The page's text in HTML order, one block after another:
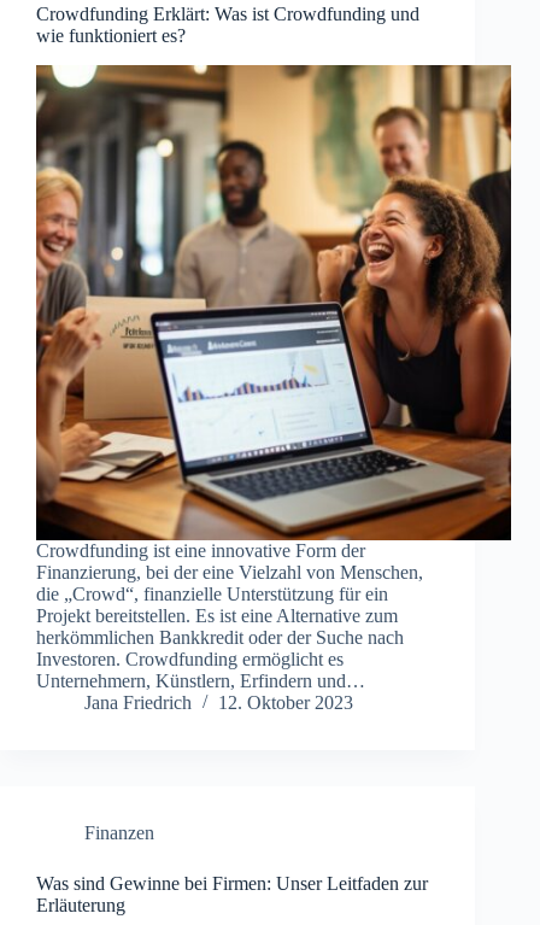
Crowdfunding Erklärt: Was ist Crowdfunding und
wie funktioniert es?
Crowdfunding ist eine innovative Form der
Finanzierung, bei der eine Vielzahl von Menschen,
die „Crowd“, finanzielle Unterstützung für ein
Projekt bereitstellen. Es ist eine Alternative zum
herkömmlichen Bankkredit oder der Suche nach
Investoren. Crowdfunding ermöglicht es
Unternehmern, Künstlern, Erfindern und…
Jana Friedrich
12. Oktober 2023
Finanzen
Was sind Gewinne bei Firmen: Unser Leitfaden zur
Erläuterung